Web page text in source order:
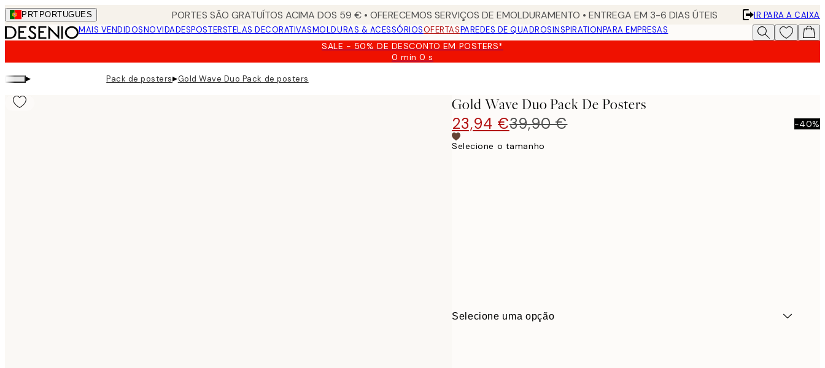
Skip
to
main
PRT PORTUGUES PORTES SÃO GRATUÍTOS ACIMA DOS 59 € • OFERECEMOS SERVIÇOS DE EMOLDURAMENTO • ENTREGA EM 3-6 DIAS ÚTEIS
IR PARA A CAIXA
MAIS VENDIDOSNOVIDADESPOSTERSTELAS DECORATIVASMOLDURAS & ACESSÓRIOSOFERTASPAREDES DE QUADROSINSPIRATIONPARA EMPRESAS
SALE - 50% DE DESCONTO EM POSTERS*
0 min0 s
Válido
▸ Pack de posters▸Gold Wave Duo Pack de posters
Gold Wave Duo Pack De Posters
23,94 €39,90 € -40%
Selecione o tamanho
Selecione uma opção